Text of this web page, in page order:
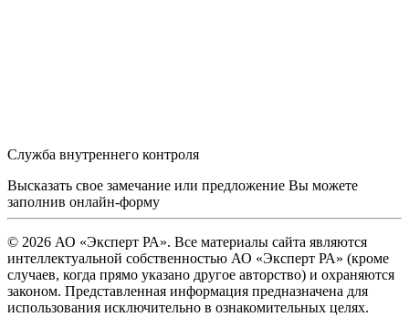
Служба внутреннего контроля
Высказать свое замечание или предложение Вы можете
заполнив онлайн-форму
© 2026 АО «Эксперт РА». Все материалы сайта являются
интеллектуальной собственностью АО «Эксперт РА» (кроме
случаев, когда прямо указано другое авторство) и охраняются
законом. Представленная информация предназначена для
использования исключительно в ознакомительных целях.